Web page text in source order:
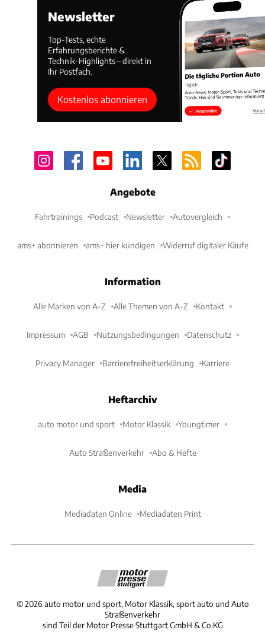
Newsletter
Top-Tests, echte
Erfahrungsberichte &
Technik-Highlights – direkt in
Ihr Postfach.
Kostenlos abonnieren
Angebote
Fahrtrainings Podcast Newsletter Autovergleich
ams+ abonnieren ams+ hier kündigen Widerruf digitaler Käufe
Information
Alle Marken von A-Z Alle Themen von A-Z Kontakt
Impressum AGB Nutzungsbedingungen Datenschutz
Privacy Manager Barrierefreiheitserklärung Karriere
Heftarchiv
auto motor und sport Motor Klassik Youngtimer
Auto Straßenverkehr Abo & Hefte
Media
Mediadaten Online Mediadaten Print
©2026 auto motor und sport, Motor Klassik, sport auto und Auto
Straßenverkehr
sind Teil der Motor Presse Stuttgart GmbH & Co.KG